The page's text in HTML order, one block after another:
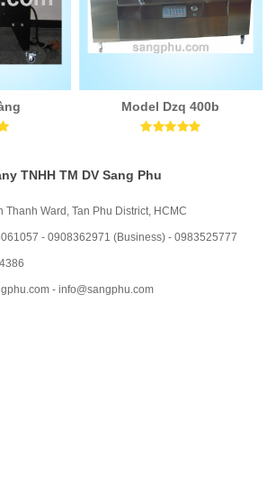
Model Dzq 400b
TNHH TM DV Sang Phu
Thanh Ward, Tan Phu District, HCMC
- 0908362971 (Business) - 0983525777
- info@sangphu.com